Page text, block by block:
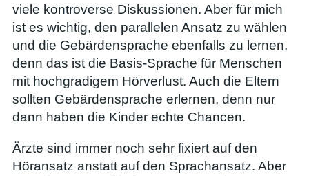
viele kontroverse Diskussionen. Aber für mich
ist es wichtig, den parallelen Ansatz zu wählen
und die Gebärdensprache ebenfalls zu lernen,
denn das ist die Basis-Sprache für Menschen
mit hochgradigem Hörverlust. Auch die Eltern
sollten Gebärdensprache erlernen, denn nur
dann haben die Kinder echte Chancen.
Ärzte sind immer noch sehr fixiert auf den
Höransatz anstatt auf den Sprachansatz. Aber